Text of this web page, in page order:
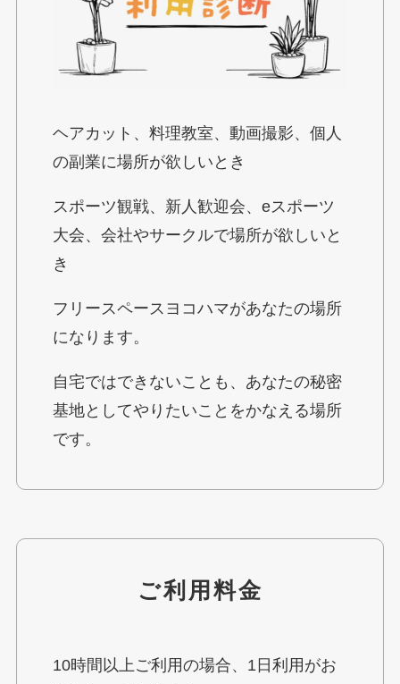
ヘアカット、料理教室、動画撮影、個人
の副業に場所が欲しいとき
スポーツ観戦、新人歓迎会、eスポーツ
大会、会社やサークルで場所が欲しいと
き
フリースペースヨコハマがあなたの場所
になります。
自宅ではできないことも、あなたの秘密
基地としてやりたいことをかなえる場所
です。
ご利用料金
10時間以上ご利用の場合、1日利用がお